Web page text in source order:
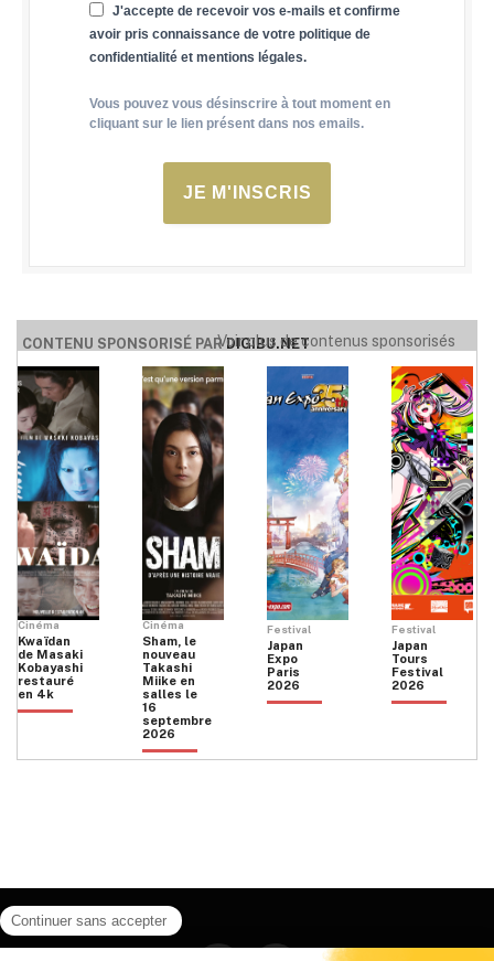
J'accepte de recevoir vos e-mails et confirme
avoir pris connaissance de votre politique de
confidentialité et mentions légales.
Vous pouvez vous désinscrire à tout moment en
cliquant sur le lien présent dans nos emails.
JE M'INSCRIS
CONTENU SPONSORISÉ PARDIGIBU.NET
Voir plus de contenus sponsorisés
Cinéma
Kwaïdan
de Masaki
Kobayashi
restauré
en 4k
Cinéma
Sham, le
nouveau
Takashi
Miike en
salles le
16
septembre
2026
Festival
Japan
Expo
Paris
2026
Festival
Japan
Tours
Festival
2026